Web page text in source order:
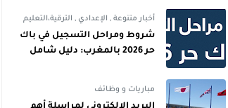
أخبار متنوعة, الإعدادي, الترقية،التعليم
شروط ومراحل التسجيل في باك
حر 2026 بالمغرب: دليل شامل
مباريات و وظائف